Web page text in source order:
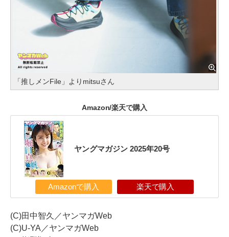
「推しメンFile」よりmitsuさん
Amazon/楽天で購入
ヤングマガジン 2025年20号
Amazonで購入 楽天で購入
(C)田中智久／ヤンマガWeb
(C)U-YA／ヤンマガWeb